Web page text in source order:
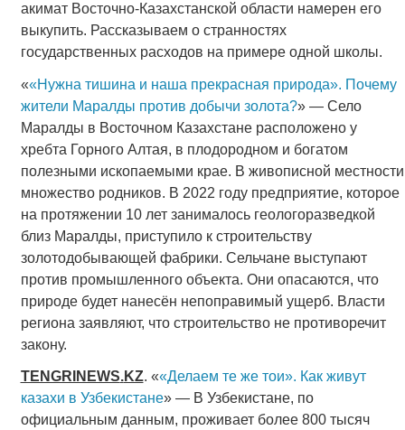
акимат Восточно-Казахстанской области намерен его
выкупить. Рассказываем о странностях
государственных расходов на примере одной школы.
««Нужна тишина и наша прекрасная природа». Почему
жители Маралды против добычи золота?» — Село
Маралды в Восточном Казахстане расположено у
хребта Горного Алтая, в плодородном и богатом
полезными ископаемыми крае. В живописной местности
множество родников. В 2022 году предприятие, которое
на протяжении 10 лет занималось геологоразведкой
близ Маралды, приступило к строительству
золотодобывающей фабрики. Сельчане выступают
против промышленного объекта. Они опасаются, что
природе будет нанесён непоправимый ущерб. Власти
региона заявляют, что строительство не противоречит
закону.
TENGRINEWS.KZ. ««Делаем те же тои». Как живут
казахи в Узбекистане» — В Узбекистане, по
официальным данным, проживает более 800 тысяч